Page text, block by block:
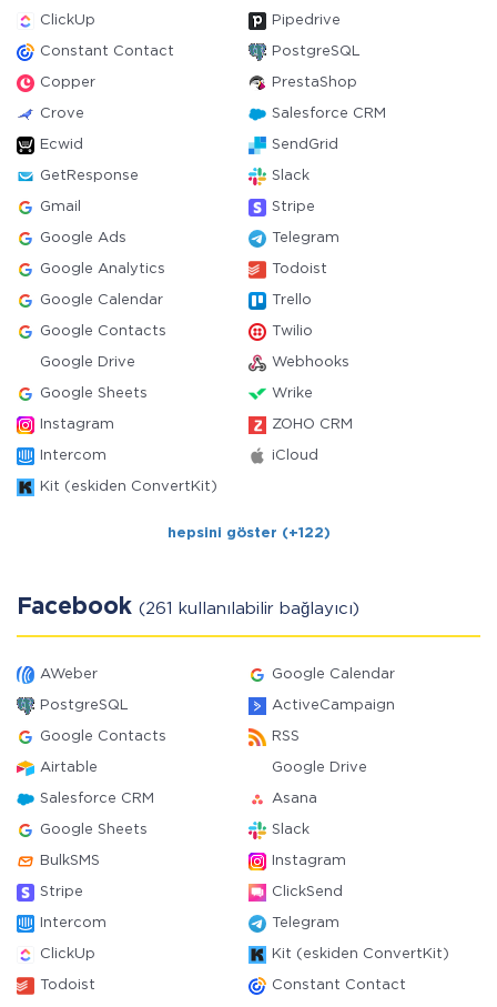
ClickUp Pipedrive
Constant Contact PostgreSQL
Copper PrestaShop
Crove Salesforce CRM
Ecwid SendGrid
GetResponse Slack
Gmail Stripe
Google Ads Telegram
Google Analytics Todoist
Google Calendar Trello
Google Contacts Twilio
Google Drive Webhooks
Google Sheets Wrike
Instagram ZOHO CRM
Intercom iCloud
Kit (eskiden ConvertKit)
hepsini göster (+122)
Facebook (261 kullanılabilir bağlayıcı)
AWeber Google Calendar
PostgreSQL ActiveCampaign
Google Contacts RSS
Airtable Google Drive
Salesforce CRM Asana
Google Sheets Slack
BulkSMS Instagram
Stripe ClickSend
Intercom Telegram
ClickUp Kit (eskiden ConvertKit)
Todoist Constant Contact